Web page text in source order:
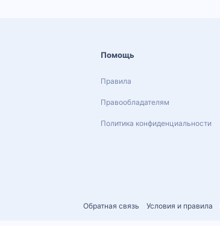
Обратная связь Условия и правила
Помощь
Правила
Правообладателям
Политика конфиденциальности